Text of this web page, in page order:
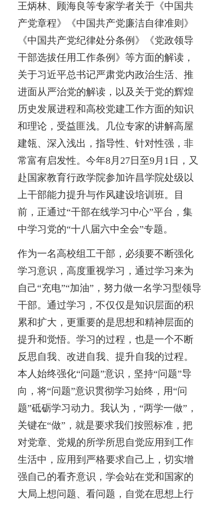
王炳林、顾海良等专家学者关于《中国共
产党章程》《中国共产党廉洁自律准则》
《中国共产党纪律处分条例》《党政领导
干部选拔任用工作条例》等方面的解读，
关于习近平总书记严肃党内政治生活、推
进面从严治党的解读，以及关于党的辉煌
历史发展进程和高校党建工作方面的知识
和理论，受益匪浅。几位专家的讲解高屋
建瓴、深入浅出，指导性、针对性强，非
常富有启发性。今年8月27日至9月1日，又
赴国家教育行政学院参加许昌学院处级以
上干部能力提升与作风建设培训班。目
前，正通过“干部在线学习中心”平台，集
中学习党的“十八届六中全会”专题。
作为一名高校组工干部，必须要不断强化
学习意识，高度重视学习，通过学习来为
自己“充电”“加油”，努力做一名学习型领导
干部。通过学习，不仅仅是知识层面的积
累和扩大，更重要的是思想和精神层面的
提升和觉悟。学习的过程，也是一个不断
反思自我、改进自我、提升自我的过程。
本人始终强化“问题”意识，坚持“问题”导
向，将“问题”意识贯彻学习始终，用“问
题”砥砺学习动力。我认为，“两学一做”，
关键在“做”，就是要求我们按照标准，把
对党章、党规的所学所思自觉应用到工作
生活中，应用到严格要求自己上，切实增
强自己的看齐意识，学会站在党和国家的
大局上想问题、看问题，自觉在思想上行